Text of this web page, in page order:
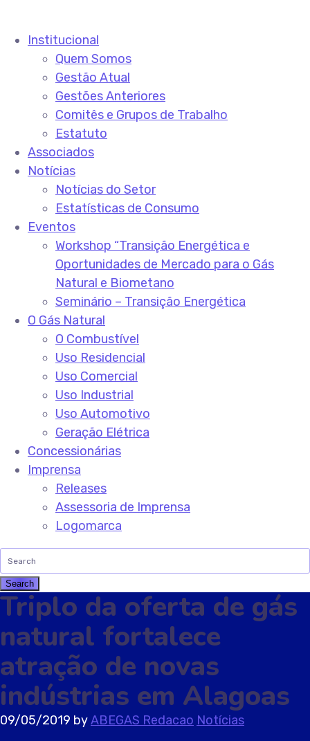
Institucional
Quem Somos
Gestão Atual
Gestões Anteriores
Comitês e Grupos de Trabalho
Estatuto
Associados
Notícias
Notícias do Setor
Estatísticas de Consumo
Eventos
Workshop “Transição Energética e
Oportunidades de Mercado para o Gás
Natural e Biometano
Seminário – Transição Energética
O Gás Natural
O Combustível
Uso Residencial
Uso Comercial
Uso Industrial
Uso Automotivo
Geração Elétrica
Concessionárias
Imprensa
Releases
Assessoria de Imprensa
Logomarca
Triplo da oferta de gás
natural fortalece
atração de novas
indústrias em Alagoas
09/05/2019 byABEGAS Redacao Notícias